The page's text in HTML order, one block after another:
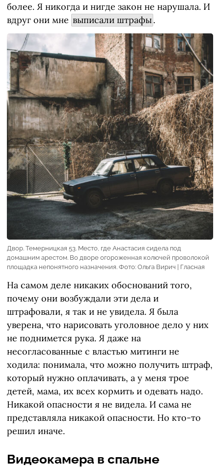
более. Я никогда и нигде закон не нарушала. И
вдруг они мне выписали штрафы.
Двор. Темерницкая 53. Место, где Анастасия сидела под
домашним арестом. Во дворе огороженная колючей проволокой
площадка непонятного назначения. Фото: Ольга Вирич | Гласная
На самом деле никаких обоснований того,
почему они возбуждали эти дела и
штрафовали, я так и не увидела. Я была
уверена, что нарисовать уголовное дело у них
не поднимется рука. Я даже на
несогласованные с властью митинги не
ходила: понимала, что можно получить штраф,
который нужно оплачивать, а у меня трое
детей, мама, их всех кормить и одевать надо.
Никакой опасности я не видела. И сама не
представляла никакой опасности. Но кто-то
решил иначе.
Видеокамера в спальне